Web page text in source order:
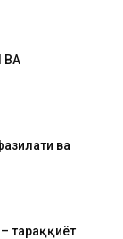
ВА
ва
тараққиёт